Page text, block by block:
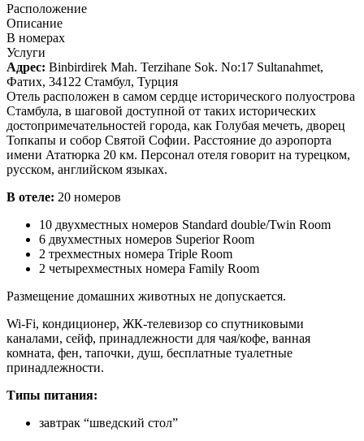
Расположение
Описание
В номерах
Услуги
Адрес: Binbirdirek Mah. Terzihane Sok. No:17 Sultanahmet,
Фатих, 34122 Стамбул, Турция
Отель расположен в самом сердце исторического полуострова
Стамбула, в шаговой доступной от таких исторических
достопримечательностей города, как Голубая мечеть, дворец
Топкапы и собор Святой Софии. Расстояние до аэропорта
имени Ататюрка 20 км. Персонал отеля говорит на турецком,
русском, английском языках.
В отеле: 20 номеров
10 двухместных номеров Standard double/Twin Room
6 двухместных номеров Superior Room
2 трехместных номера Triple Room
2 четырехместных номера Family Room
Размещение домашних животных не допускается.
Wi-Fi, кондиционер, ЖК-телевизор со спутниковыми
каналами, сейф, принадлежности для чая/кофе, ванная
комната, фен, тапочки, душ, бесплатные туалетные
принадлежности.
Типы питания:
завтрак “шведский стол”